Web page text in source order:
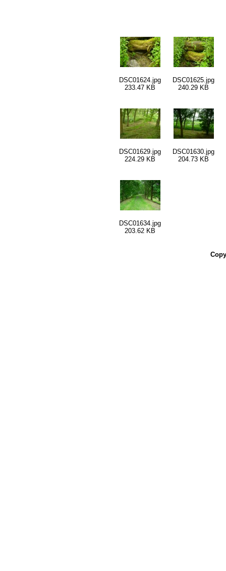
DSC01624.jpg
233.47 KB
DSC01625.jpg
240.29 KB
DSC01629.jpg
224.29 KB
DSC01630.jpg
204.73 KB
DSC01634.jpg
203.62 KB